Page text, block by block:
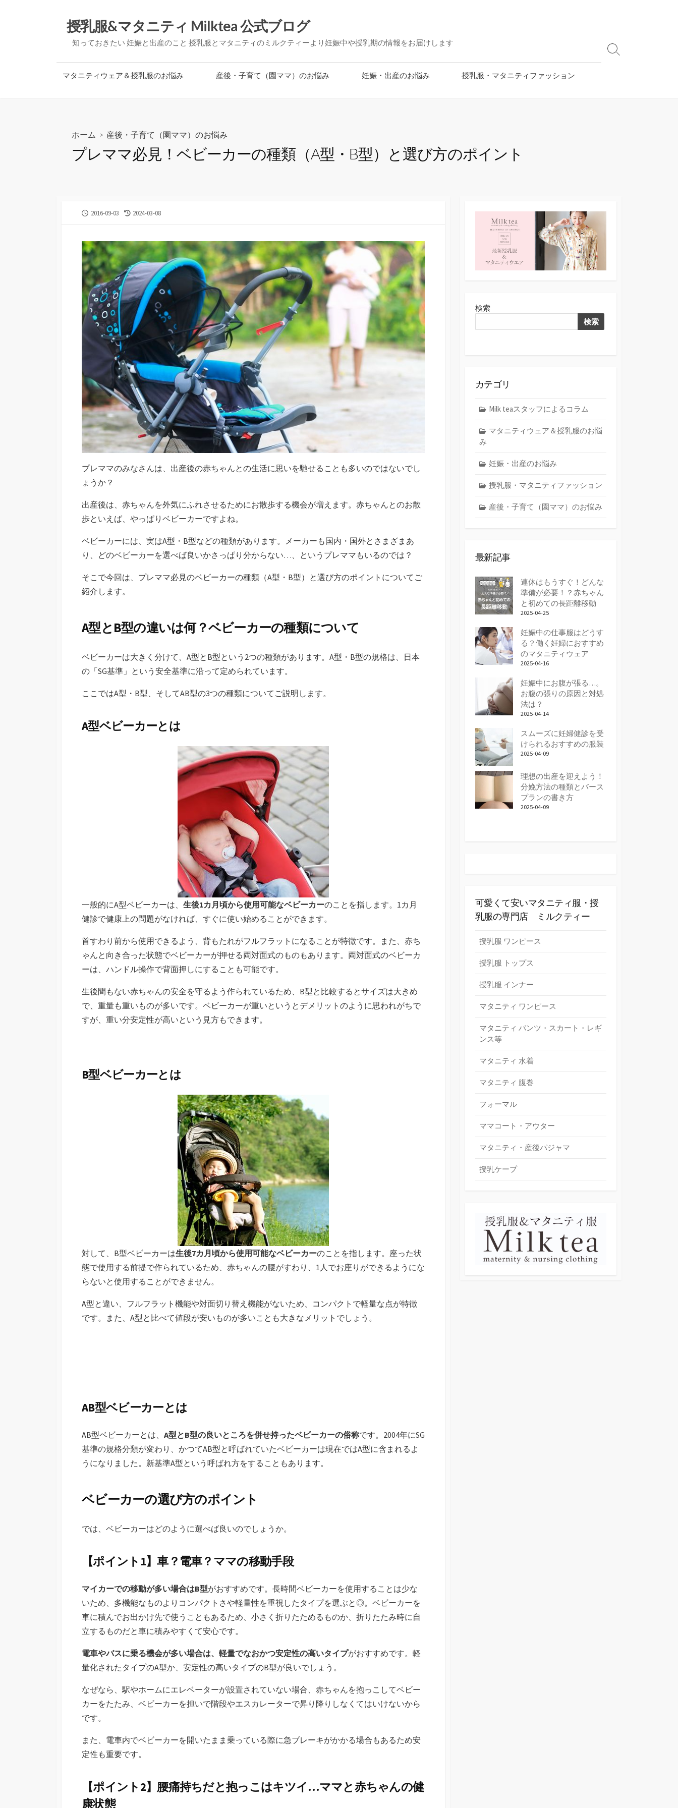
キ
授乳服&マタニティ Milktea 公式ブログ
知っておきたい 妊娠と出産のこと 授乳服とマタニティのミルクティーより妊娠中や授乳期の情報をお届けします
マタニティウェア＆授乳服のお悩み 産後・子育て（園ママ）のお悩み 妊娠・出産のお悩み 授乳服・マタニティファッション
検
ホーム > 産後・子育て（園ママ）のお悩み
プレママ必見！ベビーカーの種類（A型・B型）と選び方のポイント
公
2016-09-03
最
新
2024-03-08
プレママのみなさんは、出産後の赤ちゃんとの生活に思いを馳せることも多いのではないでし
ょうか？
出産後は、赤ちゃんを外気にふれさせるためにお散歩する機会が増えます。赤ちゃんとのお散
歩といえば、やっぱりベビーカーですよね。
ベビーカーには、実はA型・B型などの種類があります。メーカーも国内・国外とさまざまあ
り、どのベビーカーを選べば良いかさっぱり分からない…、というプレママもいるのでは？
そこで今回は、プレママ必見のベビーカーの種類（A型・B型）と選び方のポイントについてご
紹介します。
A型とB型の違いは何？ベビーカーの種類について
ベビーカーは大きく分けて、A型とB型という2つの種類があります。A型・B型の規格は、日本
の「SG基準」という安全基準に沿って定められています。
ここではA型・B型、そしてAB型の3つの種類についてご説明します。
A型ベビーカーとは
一般的にA型ベビーカーは、 生後1カ月頃から使用可能なベビーカーのことを指します。1カ月
健診で健康上の問題がなければ、すぐに使い始めることができます。
首すわり前から使用できるよう、背もたれがフルフラットになることが特徴です。また、赤ち
ゃんと向き合った状態でベビーカーが押せる両対面式のものもあります。両対面式のベビーカ
ーは、ハンドル操作で背面押しにすることも可能です。
生後間もない赤ちゃんの安全を守るよう作られているため、B型と比較するとサイズは大きめ
で、重量も重いものが多いです。ベビーカーが重いというとデメリットのように思われがちで
すが、重い分安定性が高いという見方もできます。
B型ベビーカーとは
対して、B型ベビーカーは生後7カ月頃から使用可能なベビーカーのことを指します。座った状
態で使用する前提で作られているため、赤ちゃんの腰がすわり、1人でお座りができるようにな
らないと使用することができません。
A型と違い、フルフラット機能や対面切り替え機能がないため、コンパクトで軽量な点が特徴
です。また、A型と比べて値段が安いものが多いことも大きなメリットでしょう。
AB型ベビーカーとは
AB型ベビーカーとは、 A型とB型の良いところを併せ持ったベビーカーの俗称です。2004年にSG
基準の規格分類が変わり、かつてAB型と呼ばれていたベビーカーは現在ではA型に含まれるよ
うになりました。新基準A型という呼ばれ方をすることもあります。
ベビーカーの選び方のポイント
では、ベビーカーはどのように選べば良いのでしょうか。
【ポイント1】車？電車？ママの移動手段
マイカーでの移動が多い場合はB型がおすすめです。長時間ベビーカーを使用することは少な
いため、多機能なものよりコンパクトさや軽量性を重視したタイプを選ぶと◎。ベビーカーを
車に積んでお出かけ先で使うこともあるため、小さく折りたためるものか、折りたたみ時に自
立するものだと車に積みやすくて安心です。
電車やバスに乗る機会が多い場合は、軽量でなおかつ安定性の高いタイプがおすすめです。軽
量化されたタイプのA型か、安定性の高いタイプのB型が良いでしょう。
なぜなら、駅やホームにエレベーターが設置されていない場合、赤ちゃんを抱っこしてベビー
カーをたたみ、ベビーカーを担いで階段やエスカレーターで昇り降りしなくてはいけないから
です。
また、電車内でベビーカーを開いたまま乗っている際に急ブレーキがかかる場合もあるため安
定性も重要です。
【ポイント2】腰痛持ちだと抱っこはキツイ…ママと赤ちゃんの健
康状態
検索
検索
カテゴリ
Milk teaスタッフによるコラム
マタニティウェア＆授乳服のお悩
み
妊娠・出産のお悩み
授乳服・マタニティファッション
産後・子育て（園ママ）のお悩み
最新記事
連休はもうすぐ！どんな
準備が必要！？赤ちゃん
と初めての長距離移動
2025-04-25
妊娠中の仕事服はどうす
る？働く妊婦におすすめ
のマタニティウェア
2025-04-16
妊娠中にお腹が張る…。
お腹の張りの原因と対処
法は？
2025-04-14
スムーズに妊婦健診を受
けられるおすすめの服装
2025-04-09
理想の出産を迎えよう！
分娩方法の種類とバース
プランの書き方
2025-04-09
可愛くて安いマタニティ服・授
乳服の専門店 ミルクティー
授乳服 ワンピース
授乳服 トップス
授乳服 インナー
マタニティ ワンピース
マタニティ パンツ・スカート・レギ
ンス等
マタニティ 水着
マタニティ 腹巻
フォーマル
ママコート・アウター
マタニティ・産後パジャマ
授乳ケープ